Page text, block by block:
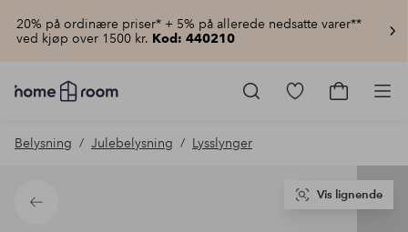
20% på ordinære priser* + 5% på allerede nedsatte varer**
ved kjøp over 1500 kr. Kod: 440210
Homeroom
–
hjemmet
pris
Gå
Gå
Belysning Julebelysning Lysslynger
Tilbake
Vis lignende